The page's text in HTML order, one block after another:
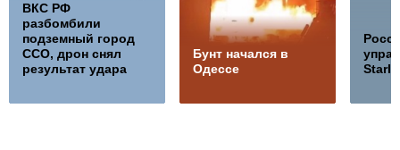
ВКС РФ
разбомбили
подземный город
ССО, дрон снял
результат удара
Бунт начался в
Одессе